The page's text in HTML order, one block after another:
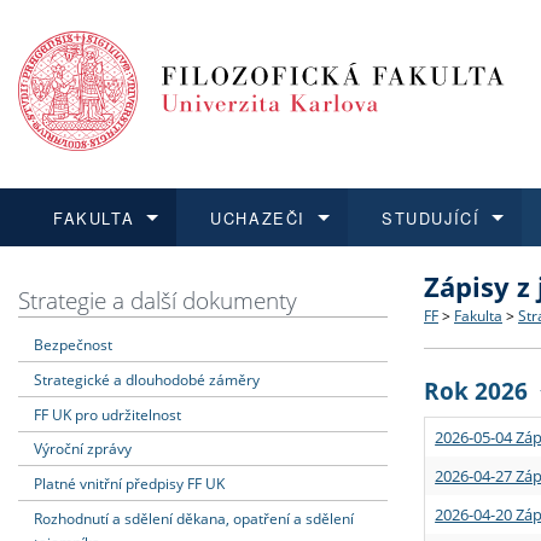
FAKULTA
Dozvědět se více
Struktura
Strategie
Podpora
UCHAZEČI
Podat přihlášku
Co
Učitelské
STUDUJÍCÍ
Dozvědět se více
Rigorózní
Dozvědět se více
O vědě a
Granty a
Dozvědět se více
Aktuální
Strategie a další dokumenty
Bezpečnost
Strategické a dlouhodobé záměry
FF UK pro udržitelnost
Výroční zprávy
Platné vnitřní předpisy FF UK
Rozhodnutí a sdělení děkana, opatření a sdělení
Zápisy
FF > Fakulta >
Rok 2026
2026-05-04
2026-04-27
2026-04-20